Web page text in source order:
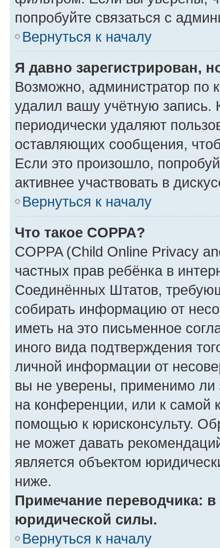
попробуйте связаться с
Вернуться к началу
Я давно зарегистрирован,
Возможно, администратор по
удалил вашу учётную запись.
периодически удаляют
оставляющих сообщения,
Если это произошло,
активнее участвовать в
Вернуться к началу
Что такое COPPA?
COPPA (Child Online Privacy
частных прав ребёнка в
Соединённых Штатов,
собирать информацию от
иметь на это письменное
иного вида подтверждения
личной информации от
вы не уверены, применимо ли
на конференции, или к самой
помощью к юрисконсульту.
не может давать
является объектом
ниже.
Примечание переводчика:
юридической силы.
Вернуться к началу